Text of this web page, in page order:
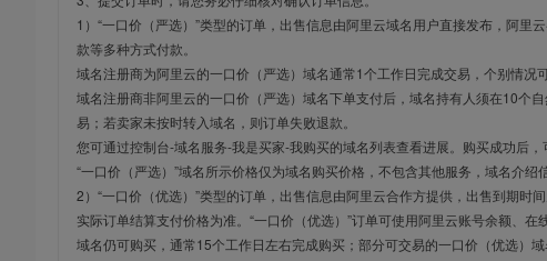
1）“一口价（严选）”类型的订单，出售信息由阿里云域名用户直接发布，阿
款等多种方式付款。
域名注册商为阿里云的一口价（严选）域名通常1个工作日完成交易，个别情况
域名注册商非阿里云的一口价（严选）域名下单支付后，域名持有人须在10个
易；若卖家未按时转入域名，则订单失败退款。
您可通过控制台-域名服务-我是买家-我购买的域名列表查看进展。购买成功后，
“一口价（严选）”域名所示价格仅为域名购买价格，不包含其他服务，域名介绍
2）“一口价（优选）”类型的订单，出售信息由阿里云合作方提供，出售到期
实际订单结算支付价格为准。“一口价（优选）”订单可使用阿里云账号余额、
域名仍可购买，通常15个工作日左右完成购买；部分可交易的一口价（优选）